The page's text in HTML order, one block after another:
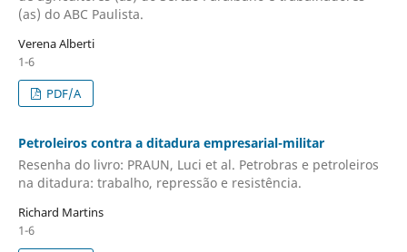
(as) do ABC Paulista.
Verena Alberti
1-6
PDF/A
Petroleiros contra a ditadura empresarial-militar
Resenha do livro: PRAUN, Luci et al. Petrobras e petroleiros
na ditadura: trabalho, repressão e resistência.
Richard Martins
1-6